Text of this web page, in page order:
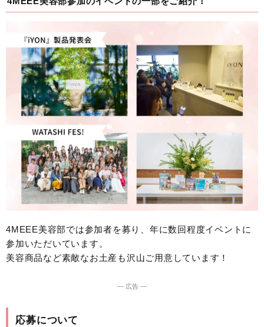
4MEEE美容部では参加者を募り、年に数回程度イベントに
参加いただいています。
美容商品など素敵なお土産も沢山ご用意しています！
― 広告 ―
応募について